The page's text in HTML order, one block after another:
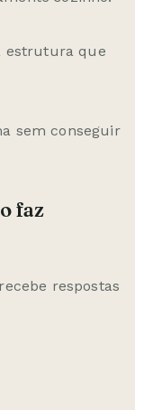
estrutura que
sem conseguir
faz
respostas